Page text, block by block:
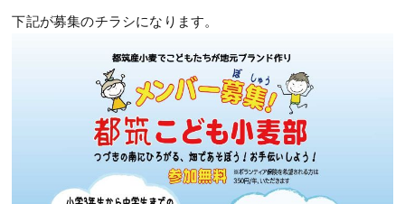
下記が募集のチラシになります。